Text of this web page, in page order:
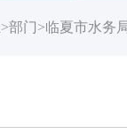
>部门>临夏市水务